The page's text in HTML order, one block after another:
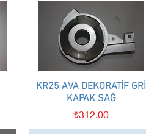
Hızlı Bakış
KR25 AVA DEKORATİF GRİ
KAPAK SAĞ
Fiyat
₺312,00